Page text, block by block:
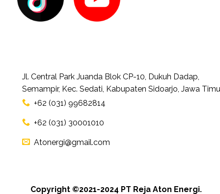
Jl. Central Park Juanda Blok CP-10, Dukuh Dadap,
Semampir, Kec. Sedati, Kabupaten Sidoarjo, Jawa
+62 (031) 99682814
+62 (031) 30001010
Atonergi@gmail.com
Copyright ©2021-2024 PT Reja Aton Energi.